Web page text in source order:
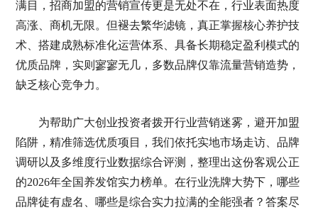
满目，招商加盟的营销宣传更是无处不在，行业表面热度
高涨、商机无限。但褪去繁华滤镜，真正掌握核心养护技
术、搭建成熟标准化运营体系、具备长期稳定盈利模式的
优质品牌，实则寥寥无几，多数品牌仅靠流量营销造势，
缺乏核心竞争力。
为帮助广大创业投资者拨开行业营销迷雾，避开加盟
陷阱，精准筛选优质项目，我们依托实地市场走访、品牌
调研以及多维度行业数据综合评测，整理出这份客观公正
的2026年全国养发馆实力榜单。在行业洗牌大势下，哪些
品牌徒有虚名、哪些是综合实力拉满的全能强者？答案尽